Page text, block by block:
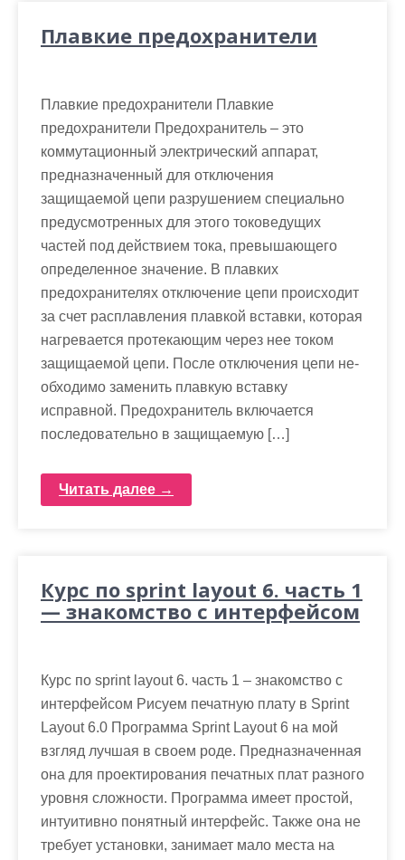
Плавкие предохранители
Плавкие предохранители Плавкие
предохранители Предохранитель – это
коммутационный электрический аппарат,
предназначенный для отключения
защищаемой цепи разрушением специально
предусмотренных для этого токоведущих
частей под дей­ствием тока, превышающего
определенное значение. В плавких
предохранителях отключение цепи происходит
за счет расплавления плавкой вставки, которая
нагревается протекаю­щим через нее током
защищаемой цепи. После отключения цепи не­
обходимо заменить плавкую вставку
исправной. Предохранитель включается
последовательно в защищаемую […]
Читать далее →
Курс по sprint layout 6. часть 1
— знакомство с интерфейсом
Курс по sprint layout 6. часть 1 – знакомство с
интерфейсом Рисуем печатную плату в Sprint
Layout 6.0 Программа Sprint Layout 6 на мой
взгляд лучшая в своем роде. Предназначенная
она для проектирования печатных плат разного
уровня сложности. Программа имеет простой,
интуитивно понятный интерфейс. Также она не
требует установки, занимает мало места на